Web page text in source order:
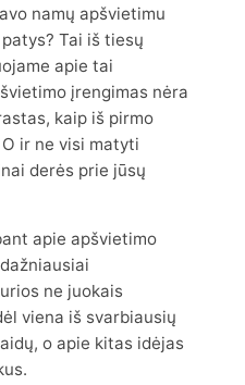
namų apšvietimu
Tai iš tiesų
apie tai
įrengimas nėra
kaip iš pirmo
ir ne visi matyti
derės prie jūsų
apie apšvietimo
ne juokais
viena iš svarbiausių
o apie kitas idėjas